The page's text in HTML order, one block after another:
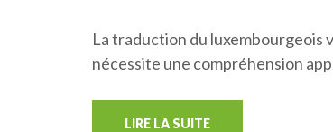
La traduction du luxembourgeois
nécessite une compréhension
LIRE LA SUITE